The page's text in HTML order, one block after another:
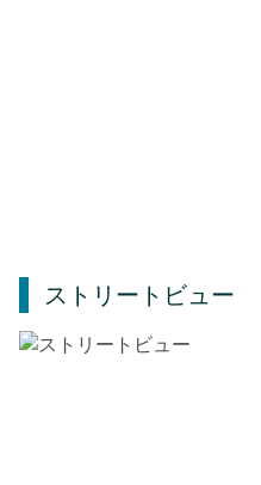
ストリートビュー